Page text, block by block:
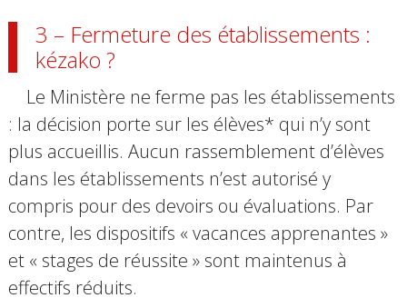
3 – Fermeture des établissements :
kézako ?
Le Ministère ne ferme pas les établissements
: la décision porte sur les élèves* qui n’y sont
plus accueillis. Aucun rassemblement d’élèves
dans les établissements n’est autorisé y
compris pour des devoirs ou évaluations. Par
contre, les dispositifs « vacances apprenantes »
et « stages de réussite » sont maintenus à
effectifs réduits.